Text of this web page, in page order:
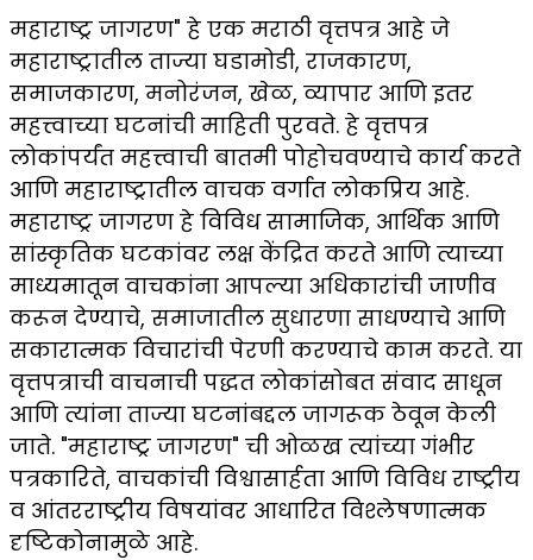
महाराष्ट्र जागरण" हे एक मराठी वृत्तपत्र आहे जे
महाराष्ट्रातील ताज्या घडामोडी, राजकारण,
समाजकारण, मनोरंजन, खेळ, व्यापार आणि इतर
महत्त्वाच्या घटनांची माहिती पुरवते. हे वृत्तपत्र
लोकांपर्यंत महत्त्वाची बातमी पोहोचवण्याचे कार्य करते
आणि महाराष्ट्रातील वाचक वर्गात लोकप्रिय आहे.
महाराष्ट्र जागरण हे विविध सामाजिक, आर्थिक आणि
सांस्कृतिक घटकांवर लक्ष केंद्रित करते आणि त्याच्या
माध्यमातून वाचकांना आपल्या अधिकारांची जाणीव
करून देण्याचे, समाजातील सुधारणा साधण्याचे आणि
सकारात्मक विचारांची पेरणी करण्याचे काम करते. या
वृत्तपत्राची वाचनाची पद्धत लोकांसोबत संवाद साधून
आणि त्यांना ताज्या घटनांबद्दल जागरूक ठेवून केली
जाते. "महाराष्ट्र जागरण" ची ओळख त्यांच्या गंभीर
पत्रकारिते, वाचकांची विश्वासार्हता आणि विविध राष्ट्रीय
व आंतरराष्ट्रीय विषयांवर आधारित विश्लेषणात्मक
दृष्टिकोनामुळे आहे.